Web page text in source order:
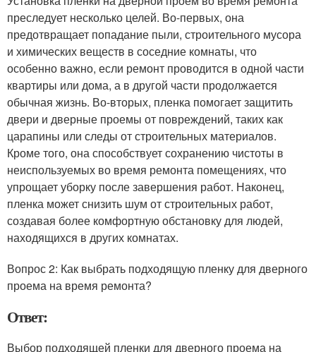
преследует несколько целей. Во-первых, она
предотвращает попадание пыли, строительного мусора
и химических веществ в соседние комнаты, что
особенно важно, если ремонт проводится в одной части
квартиры или дома, а в другой части продолжается
обычная жизнь. Во-вторых, пленка помогает защитить
двери и дверные проемы от повреждений, таких как
царапины или следы от строительных материалов.
Кроме того, она способствует сохранению чистоты в
неиспользуемых во время ремонта помещениях, что
упрощает уборку после завершения работ. Наконец,
пленка может снизить шум от строительных работ,
создавая более комфортную обстановку для людей,
находящихся в других комнатах.
Вопрос 2: Как выбрать подходящую пленку для дверного
проема на время ремонта?
Ответ:
Выбор подходящей пленки для дверного проема на